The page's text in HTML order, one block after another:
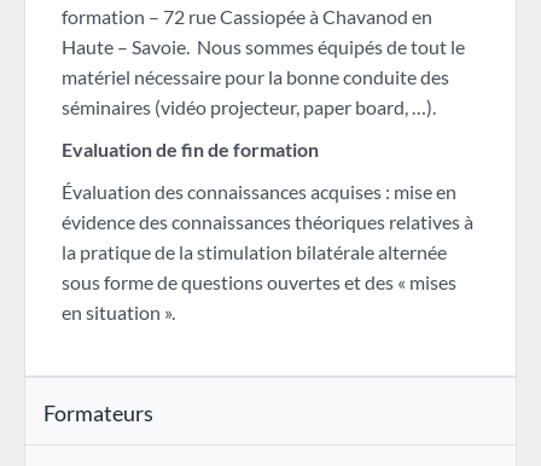
formation – 72 rue Cassiopée à Chavanod en
Haute – Savoie. Nous sommes équipés de tout le
matériel nécessaire pour la bonne conduite des
séminaires (vidéo projecteur, paper board, …).
Evaluation de fin de formation
Évaluation des connaissances acquises : mise en
évidence des connaissances théoriques relatives à
la pratique de la stimulation bilatérale alternée
sous forme de questions ouvertes et des « mises
en situation ».
Formateurs